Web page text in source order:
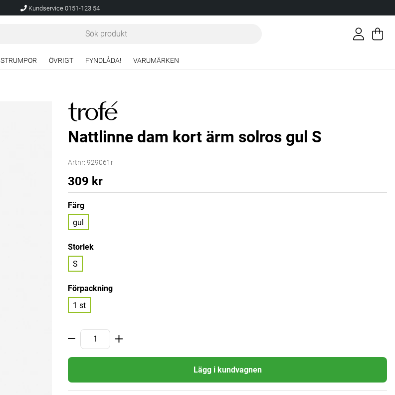
Kundservice 0151-123 54
.
STRUMPOR ÖVRIGT FYNDLÅDA! VARUMÄRKEN
Nattlinne dam kort ärm solros gul S
Artnr: 929061r
309 kr
Färg
gul
Storlek
S
Förpackning
1 st
Lägg i kundvagnen